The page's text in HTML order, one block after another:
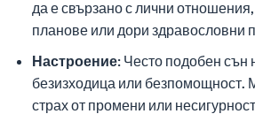
да е свързано с лични
планове или дори здравословни
Настроение:Често подобен сън
безизходица или безпомощност.
страх от промени или